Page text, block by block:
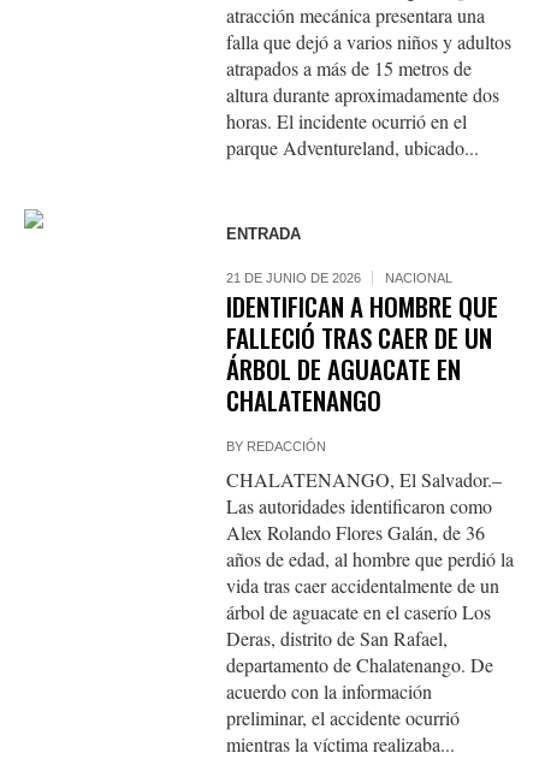
atracción mecánica presentara una
falla que dejó a varios niños y adultos
atrapados a más de 15 metros de
altura durante aproximadamente dos
horas. El incidente ocurrió en el
parque Adventureland, ubicado...
ENTRADA
21 DE JUNIO DE 2026 NACIONAL
IDENTIFICAN A HOMBRE QUE
FALLECIÓ TRAS CAER DE UN
ÁRBOL DE AGUACATE EN
CHALATENANGO
BY REDACCIÓN
CHALATENANGO, El Salvador.–
Las autoridades identificaron como
Alex Rolando Flores Galán, de 36
años de edad, al hombre que perdió la
vida tras caer accidentalmente de un
árbol de aguacate en el caserío Los
Deras, distrito de San Rafael,
departamento de Chalatenango. De
acuerdo con la información
preliminar, el accidente ocurrió
mientras la víctima realizaba...